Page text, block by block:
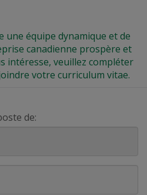
une équipe dynamique et de
canadienne prospère et
intéresse, veuillez compléter
votre curriculum vitae.
de: